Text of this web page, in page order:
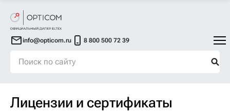
info@opticom.ru 8 800 500 72 39
Лицензии и сертификаты